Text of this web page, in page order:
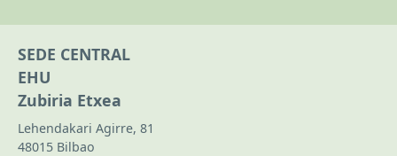
SEDE CENTRAL
EHU
Zubiria Etxea
Lehendakari Agirre, 81
48015 Bilbao